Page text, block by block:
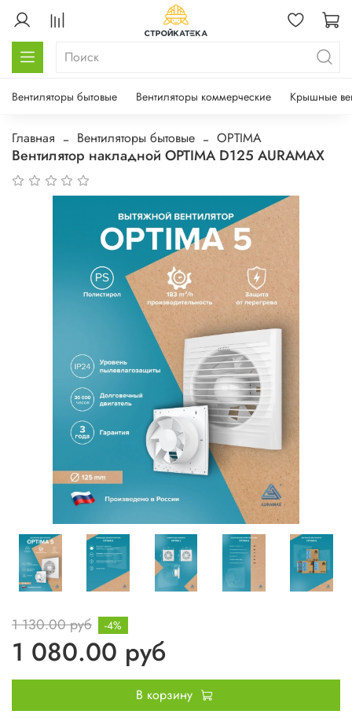
Вентиляторы бытовые Вентиляторы коммерческие Крышные
Главная Вентиляторы бытовые OPTIMA
Вентилятор накладной OPTIMA D125 AURAMAX
1 130.00 руб
1 080.00 руб
-4%
В корзину